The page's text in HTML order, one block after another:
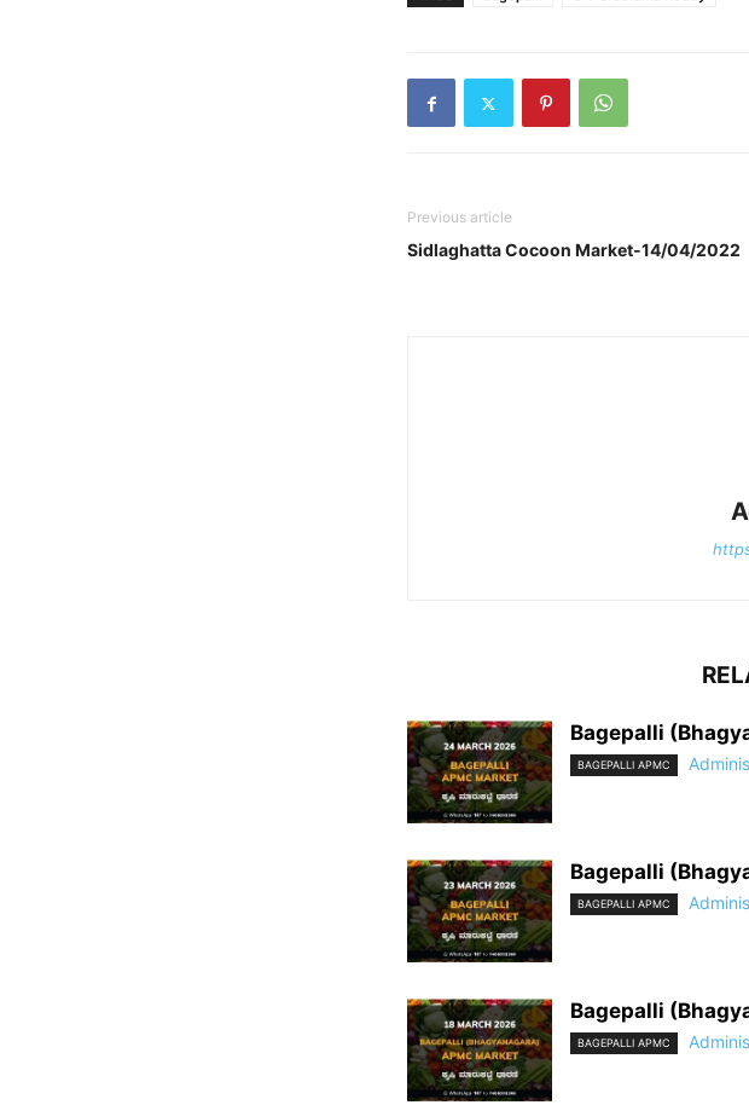
Previous article
Sidlaghatta Cocoon Market-14/04/2022
Bagepalli
BAGEPALLI APMC
Bagepalli
BAGEPALLI APMC
Bagepalli
BAGEPALLI APMC